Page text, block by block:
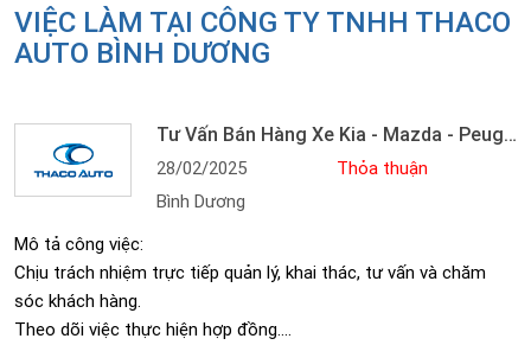
VIỆC LÀM TẠI CÔNG TY TNHH THACO
AUTO BÌNH DƯƠNG
Tư Vấn Bán Hàng Xe Kia - Mazda - Peugeot - BMW - MINI - BMW Motorrad
28/02/2025
Thỏa thuận
Bình Dương
Mô tả công việc:
Chịu trách nhiệm trực tiếp quản lý, khai thác, tư vấn và chăm
sóc khách hàng.
Theo dõi việc thực hiện hợp đồng.